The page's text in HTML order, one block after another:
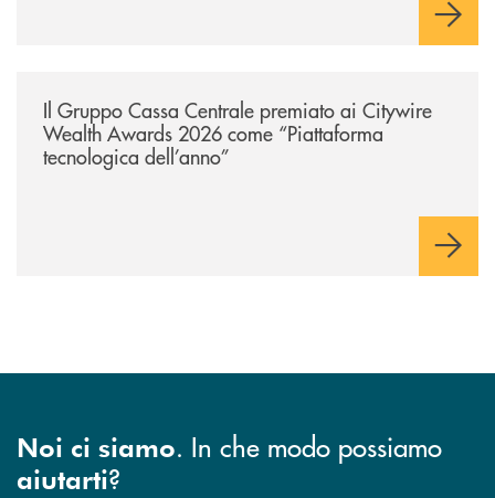
Il Gruppo Cassa Centrale premiato ai Citywire
Wealth Awards 2026 come “Piattaforma
tecnologica dell’anno”
Noi ci siamo. In che modo possiamo
aiutarti?